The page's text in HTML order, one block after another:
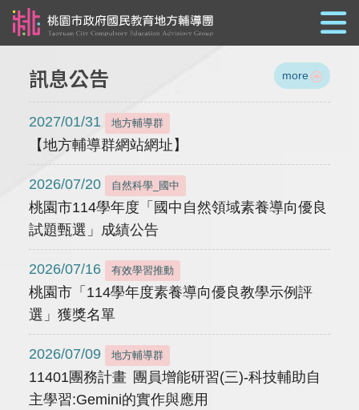
訊息公告 more
2027/01/31 地方輔導群
【地方輔導群網站網址】
2026/07/20 自然科學_國中
桃園市114學年度「國中自然領域素養導向優良
試題甄選」成績公告
2026/07/16 有效學習推動
桃園市「114學年度素養導向優良教學示例評
選」獲獎名單
2026/07/09 地方輔導群
11401團務計畫 團員增能研習(三)-科技輔助自
主學習:Gemini的實作與應用